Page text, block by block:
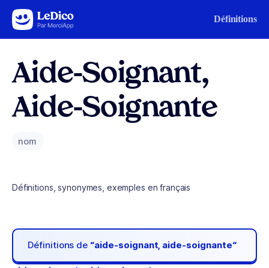
Aller au contenu Définitions
Aide-Soignant,
Aide-Soignante
nom
Définitions, synonymes, exemples en français
Définitions de “aide-soignant, aide-soignante“